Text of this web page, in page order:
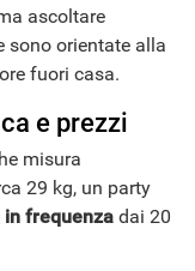
ascoltare
sono orientate alla
fuori casa.
e prezzi
misura
29 kg, un party
in frequenza dai 20